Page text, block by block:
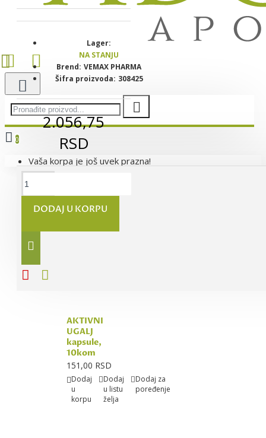
0
Vaša korpa je još uvek prazna!
2.056,75
RSD
Lager:
NA STANJU
Brend: VEMAX PHARMA
Šifra proizvoda: 308425
DODAJ U KORPU
10kom
AKTIVNI
UGALJ
kapsule,
10kom
151,00 RSD
Dodaj
u
korpu
Dodaj
u listu
želja
Dodaj za
poređenje